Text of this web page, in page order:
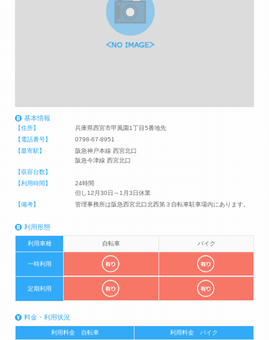
基本情報
【住所】
兵庫県西宮市甲風園1丁目5番地先
【電話番号】
0798-67-8951
【最寄駅】
阪急神戸本線 西宮北口
阪急今津線 西宮北口
【収容台数】
【利用時間】
24時間
但し12月30日～1月3日休業
【備考】
管理事務所は阪急西宮北口北西第３自転車駐車場内にあります。
利用形態
利用車種 自転車 バイク
一時利用
定期利用
料金・利用状況
利用料金 自転車
利用料金 バイク